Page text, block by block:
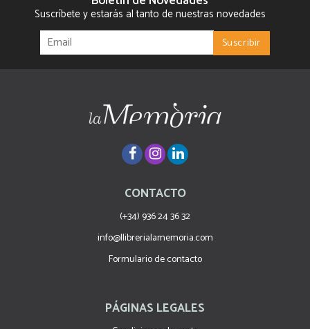
Suscríbete y estarás al tanto de nuestras novedades
CONTACTO
(+34) 936 24 36 32
info@llibrerialamemoria.com
Formulario de contacto
PÁGINAS LEGALES